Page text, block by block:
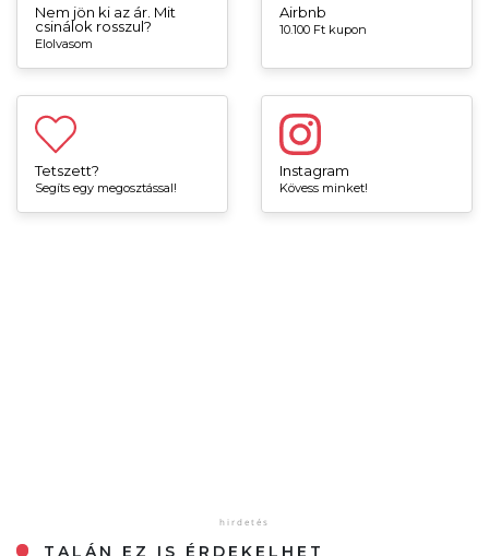
Nem jön ki az ár. Mit
csinálok rosszul?
Elolvasom
Airbnb
10.100 Ft kupon
Tetszett?
Segíts egy megosztással!
Instagram
Kövess minket!
TALÁN EZ IS ÉRDEKELHET